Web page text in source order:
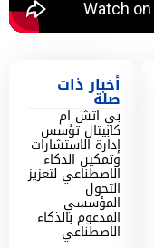
أخبار ذات
صلة
بي اتش ام
كابيتال تؤسس
إدارة الاستشارات
وتمكين الذكاء
الاصطناعي لتعزيز
التحول
المؤسسي
المدعوم بالذكاء
الاصطناعي